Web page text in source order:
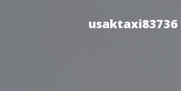
usaktaxi83736